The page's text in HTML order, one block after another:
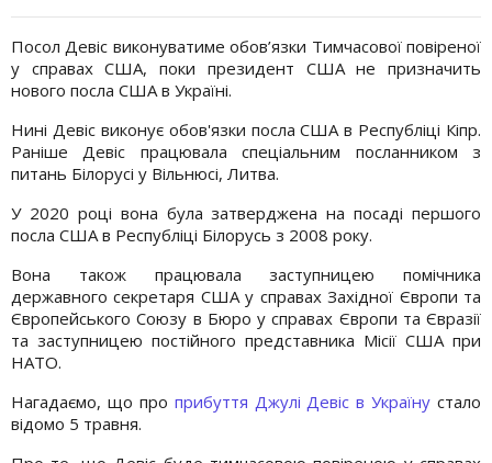
Посол Девіс виконуватиме обов’язки Тимчасової повіреної
у справах США, поки президент США не призначить
нового посла США в Україні.
Нині Девіс виконує обов'язки посла США в Республіці Кіпр.
Раніше Девіс працювала спеціальним посланником з
питань Білорусі у Вільнюсі, Литва.
У 2020 році вона була затверджена на посаді першого
посла США в Республіці Білорусь з 2008 року.
Вона також працювала заступницею помічника
державного секретаря США у справах Західної Європи та
Європейського Союзу в Бюро у справах Європи та Євразії
та заступницею постійного представника Місії США при
НАТО.
Нагадаємо, що про прибуття Джулі Девіс в Україну стало
відомо 5 травня.